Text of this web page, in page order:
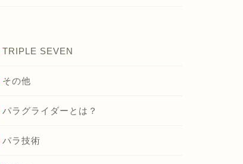
TRIPLE SEVEN
その他
パラグライダーとは？
パラ技術